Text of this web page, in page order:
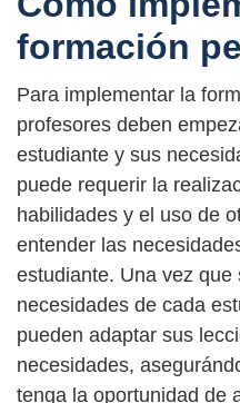
formación
Para implementar la
profesores deben
estudiante y sus
puede requerir la
habilidades y el uso de
entender las
estudiante. Una vez
necesidades de cada
pueden adaptar sus
necesidades,
tenga la oportunidad de